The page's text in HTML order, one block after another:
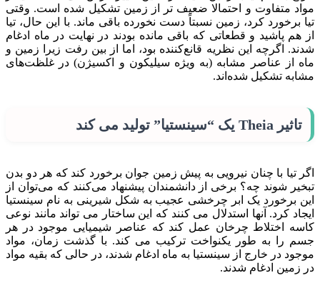
مواد متفاوت و احتمالا ضعیف تر از زمین تشکیل شده است. وقتی
تیا برخورد کرد، زمین نسبتاً دست نخورده باقی ماند. با این حال، تیا
از هم پاشید و قطعاتی که باقی مانده بودند در نهایت در ماه ادغام
شدند. اگرچه این نظریه قانع‌کننده بود، اما از بین رفت زیرا زمین و
ماه از عناصر مشابه (به ویژه سیلیکون و اکسیژن) در غلظت‌های
مشابه تشکیل شده‌اند.
تاثیر Theia یک “سینستیا” تولید می کند
اگر تیا با چنان نیرویی به پیش زمین جوان برخورد کند که هر دو بدن
تبخیر شوند چه؟ برخی از دانشمندان پیشنهاد می‌کنند که می‌توان از
این برخورد یک ابر چرخشی عجیب به شکل شیرینی به نام سینستیا
ایجاد کرد. آنها استدلال می کنند که این ساختار می تواند مانند نوعی
کاسه اختلاط چرخان عمل کند که عناصر شیمیایی موجود در هر
جسم را به طور یکنواخت ترکیب می کند. با گذشت زمان، مواد
موجود در خارج از سینستیا به ماه ادغام شدند، در حالی که بقیه مواد
در زمین ادغام شدند.